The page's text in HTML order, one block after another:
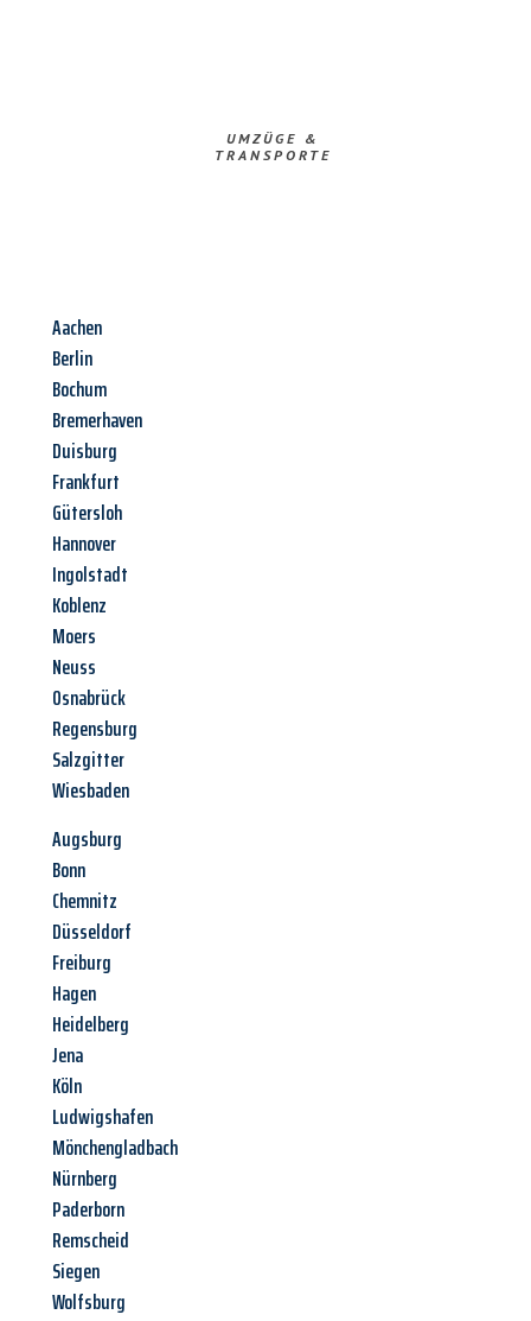
UMZÜGE &
TRANSPORTE
Aachen
Berlin
Bochum
Bremerhaven
Duisburg
Frankfurt
Gütersloh
Hannover
Ingolstadt
Koblenz
Moers
Neuss
Osnabrück
Regensburg
Salzgitter
Wiesbaden
Augsburg
Bonn
Chemnitz
Düsseldorf
Freiburg
Hagen
Heidelberg
Jena
Köln
Ludwigshafen
Mönchengladbach
Nürnberg
Paderborn
Remscheid
Siegen
Wolfsburg